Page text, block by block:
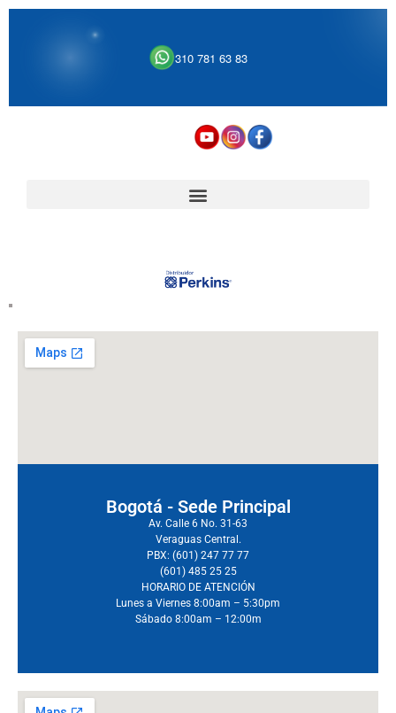
310 781 63 83
Bogotá - Sede Principal
Av. Calle 6 No. 31-63
Veraguas Central.
PBX: (601) 247 77 77
(601) 485 25 25
HORARIO DE ATENCIÓN
Lunes a Viernes 8:00am – 5:30pm
Sábado 8:00am – 12:00m